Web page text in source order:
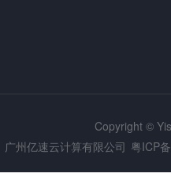
Copyright ©
广州亿速云计算有限公司 粤ICP